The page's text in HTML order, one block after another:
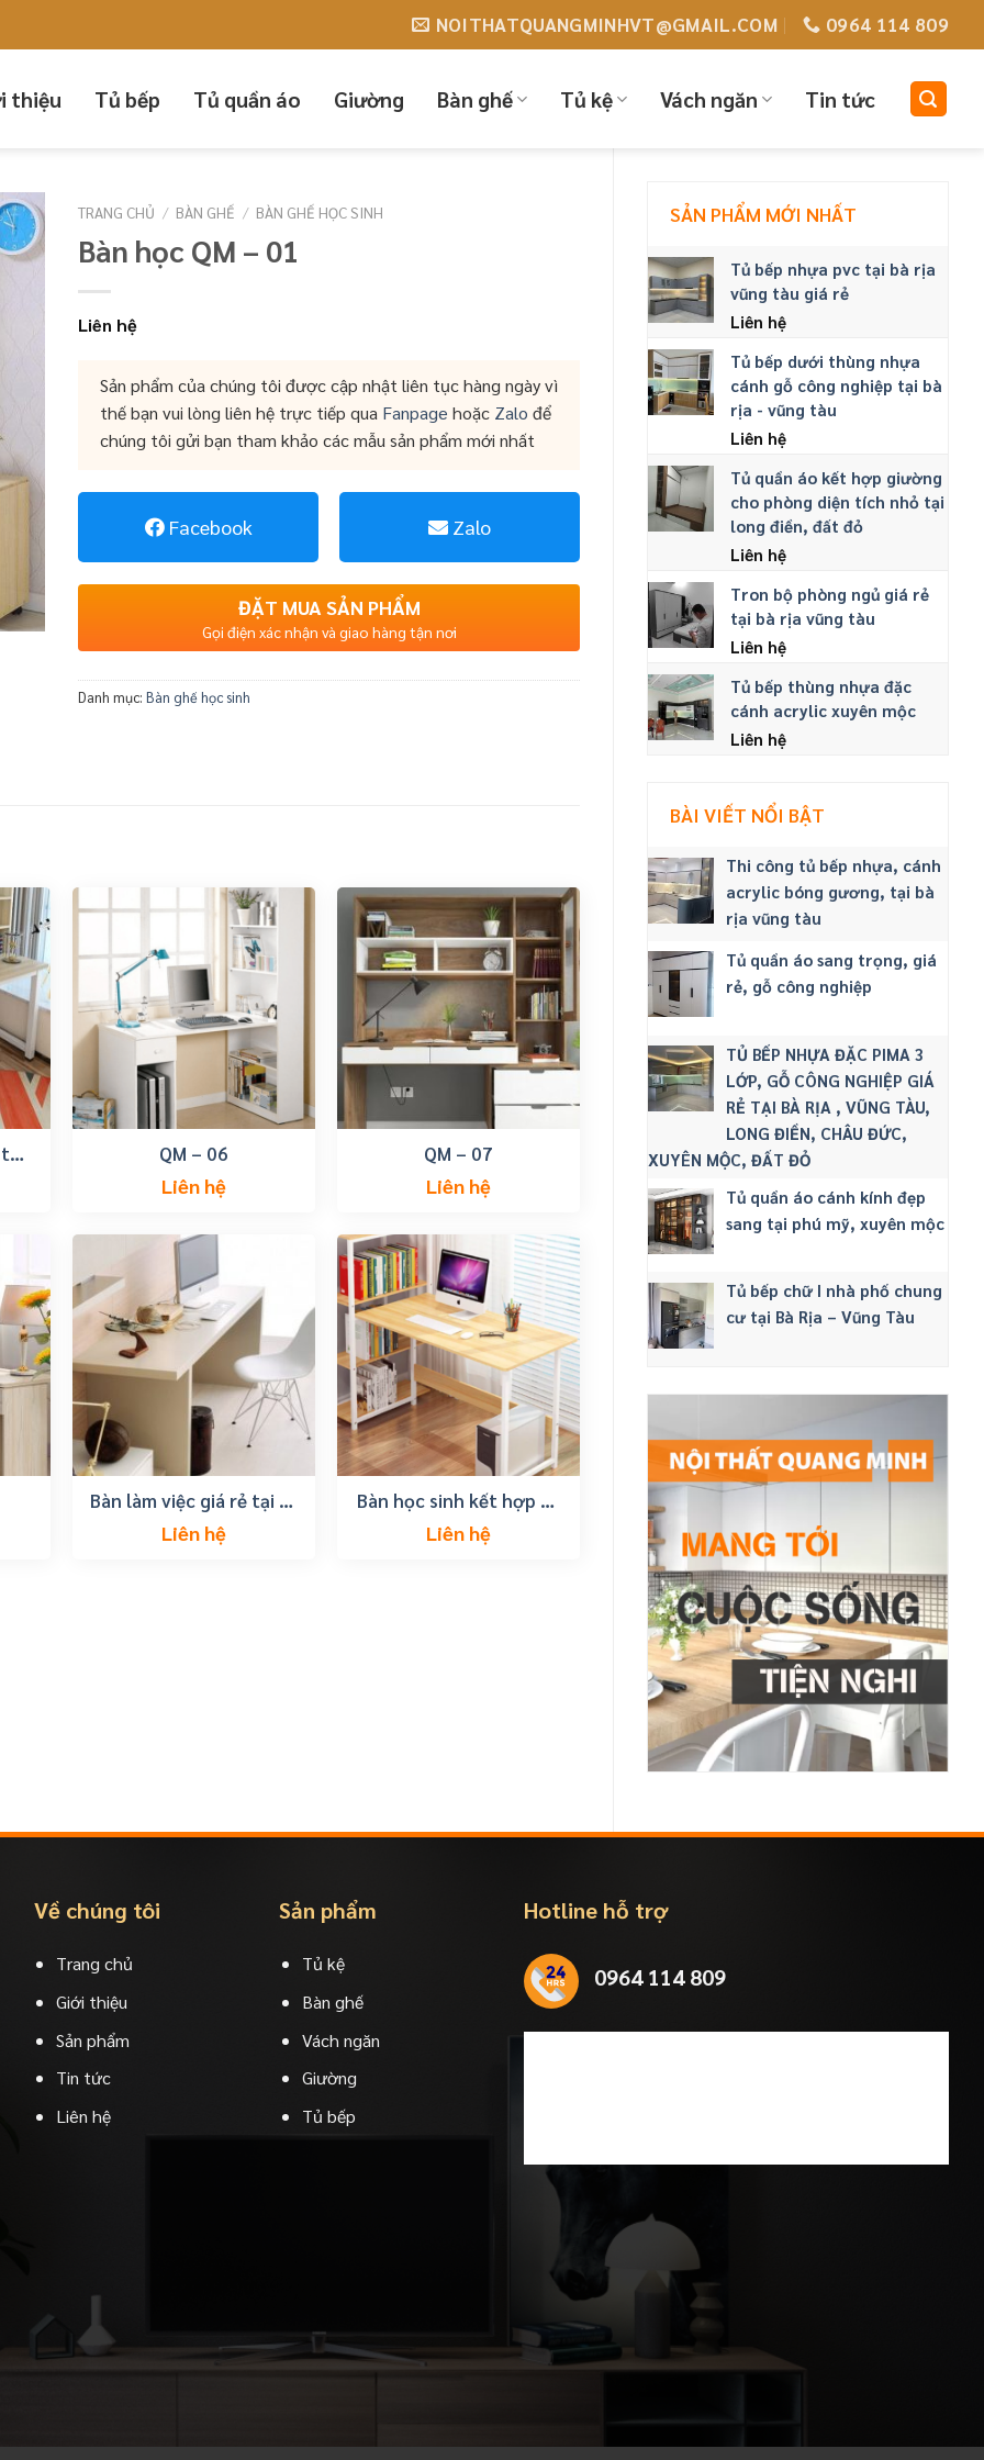
CÁO NỘI THẤT QUANG MINH NOITHATQUANGMINHVT@GMAIL.COM 0964 114 809
thiệu Tủ bếp Tủ quần áo Giường Bàn ghế Tủ kệ Vách ngăn Tin tức
SẢN PHẨM MỚI NHẤT
Tủ bếp nhựa pvc tại bà rịa
vũng tàu giá rẻ
Liên hệ
Tủ bếp dưới thùng nhựa
cánh gỗ công nghiệp tại bà
rịa - vũng tàu
Liên hệ
Tủ quần áo kết hợp giường
cho phòng diện tích nhỏ tại
long điền, đất đỏ
Liên hệ
Tron bộ phòng ngủ giá rẻ
tại bà rịa vũng tàu
Liên hệ
Tủ bếp thùng nhựa đặc
cánh acrylic xuyên mộc
Liên hệ
BÀI VIẾT NỔI BẬT
Thi công tủ bếp nhựa, cánh
acrylic bóng gương, tại bà
rịa vũng tàu
Tủ quần áo sang trọng, giá
rẻ, gỗ công nghiệp
TỦ BẾP NHỰA ĐẶC PIMA 3
LỚP, GỖ CÔNG NGHIỆP GIÁ
RẺ TẠI BÀ RỊA , VŨNG TÀU,
LONG ĐIỀN, CHÂU ĐỨC,
XUYÊN MỘC, ĐẤT ĐỎ
Tủ quần áo cánh kính đẹp
sang tại phú mỹ, xuyên mộc
Tủ bếp chữ I nhà phố chung
cư tại Bà Rịa – Vũng Tàu
TRANG CHỦ / BÀN GHẾ / BÀN GHẾ HỌC SINH
Bàn học QM – 01
Liên hệ
Sản phẩm của chúng tôi được cập nhật liên tục hàng ngày vì
thế bạn vui lòng liên hệ trực tiếp qua Fanpage hoặc Zalo để
chúng tôi gửi bạn tham khảo các mẫu sản phẩm mới nhất
Facebook Zalo
ĐẶT MUA SẢN PHẨM
Gọi điện xác nhận và giao hàng tận nơi
Danh mục: Bàn ghế học sinh
tp
QM – 06
Liên hệ
QM – 07
Liên hệ
Bàn làm việc giá rẻ tại tp
vũng tàu
Liên hệ
Bàn học sinh kết hợp kệ
sách giá rẻ
Liên hệ
Về chúng tôi
Trang chủ
Giới thiệu
Sản phẩm
Tin tức
Liên hệ
Sản phẩm
Tủ kệ
Bàn ghế
Vách ngăn
Giường
Tủ bếp
Hotline hỗ trợ
0964 114 809